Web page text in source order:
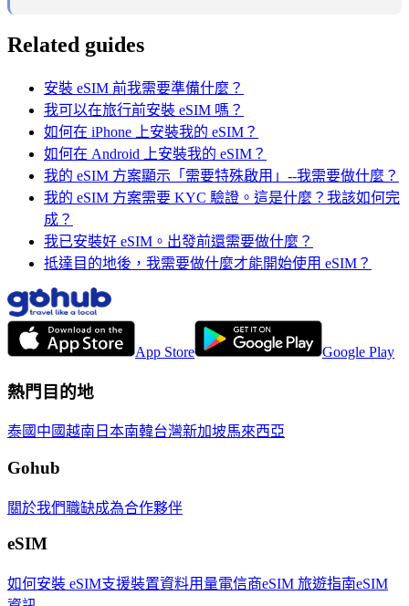
Related guides
安裝 eSIM 前我需要準備什麼？
我可以在旅行前安裝 eSIM 嗎？
如何在 iPhone 上安裝我的 eSIM？
如何在 Android 上安裝我的 eSIM？
我的 eSIM 方案顯示「需要特殊啟用」--我需要做什麼？
我的 eSIM 方案需要 KYC 驗證。這是什麼？我該如何完
成？
我已安裝好 eSIM。出發前還需要做什麼？
抵達目的地後，我需要做什麼才能開始使用 eSIM？
App Store Google Play
熱門目的地
泰國 中國越南 日本南韓台灣新加坡馬來西亞
Gohub
關於我們職缺成為合作夥伴
eSIM
如何安裝 eSIM支援裝置資料用量電信商eSIM 旅遊指南eSIM